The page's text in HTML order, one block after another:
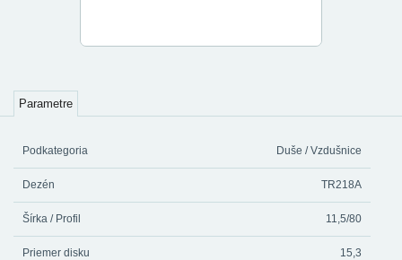
Parametre
Podkategoria Duše / Vzdušnice
Dezén TR218A
Šírka / Profil 11,5/80
Priemer disku 15,3